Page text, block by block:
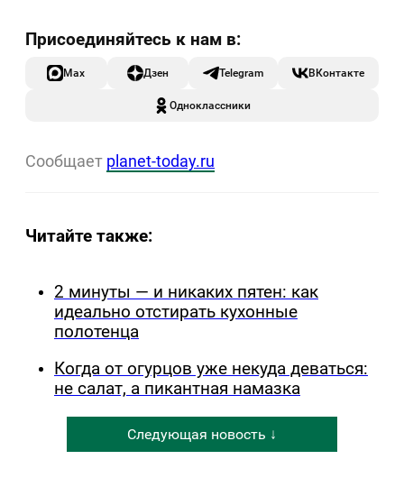
Max Дзен Telegram ВКонтакте
Одноклассники
Сообщает planet-today.ru
Читайте также:
2 минуты — и никаких пятен: как
идеально отстирать кухонные
полотенца
Когда от огурцов уже некуда деваться:
не салат, а пикантная намазка
Следующая новость ↓